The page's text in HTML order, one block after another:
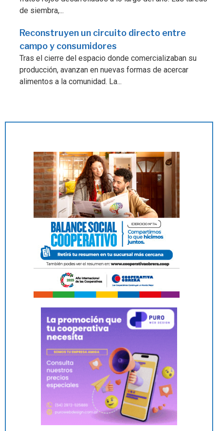
de siembra,...
Reconstruyen un circuito directo entre
campo y consumidores
Tras el cierre del espacio donde comercializaban su
producción, avanzan en nuevas formas de acercar
alimentos a la comunidad. La...